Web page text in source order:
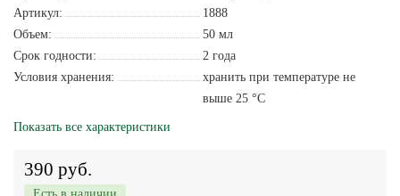
Артикул:
1888
Объем:
50 мл
Срок годности:
2 года
Условия хранения:
хранить при температуре не
выше 25 °С
Показать все характеристики
390 руб.